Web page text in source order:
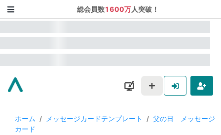
総会員数1600万人突破！
ホーム / メッセージカードテンプレート / 父の日 メッセージ
カード